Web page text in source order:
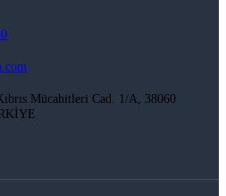
Mücahitleri Cad. 1/A, 38060